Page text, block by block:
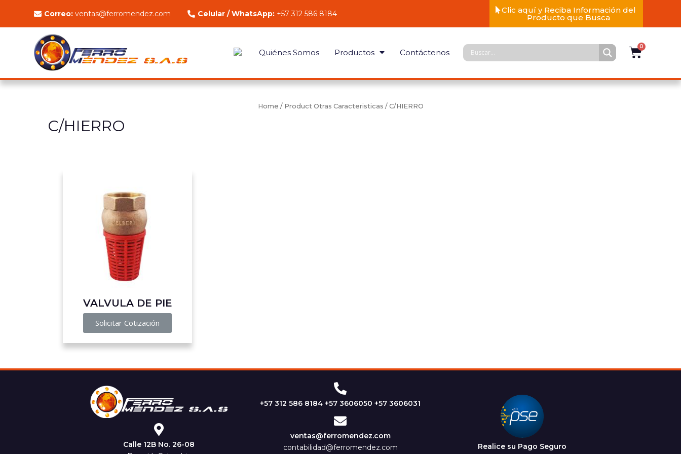
Correo: ventas@ferromendez.com Celular / WhatsApp:+57 312 586 8184 Clic aquí y Reciba Información del
Producto que Busca
Quiénes Somos Productos Contáctenos
Home / Product Otras Caracteristicas / C/HIERRO
C/HIERRO
VALVULA DE PIE
Solicitar Cotización
Calle 12B No. 26-08
+57 312 586 8184 +57 3606050 +57 3606031
ventas@ferromendez.com
contabilidad@ferromendez.com
Realice su Pago Seguro